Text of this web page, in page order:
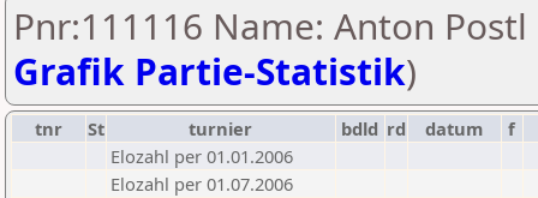
Pnr:111116 Name: Anton Postl
Grafik Partie-Statistik)
tnr St turnier bdld rd datum f
Elozahl per 01.01.2006
Elozahl per 01.07.2006